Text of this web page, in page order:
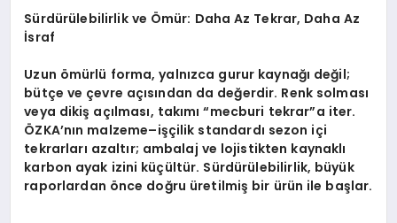
Sürdürülebilirlik ve Ömür: Daha Az Tekrar, Daha Az
İsraf
Uzun ömürlü forma, yalnızca gurur kaynağı değil;
bütçe ve çevre açısından da değerdir. Renk solması
veya dikiş açılması, takımı “mecburi tekrar”a iter.
ÖZKA’nın malzeme–işçilik standardı sezon içi
tekrarları azaltır; ambalaj ve lojistikten kaynaklı
karbon ayak izini küçültür. Sürdürülebilirlik, büyük
raporlardan önce doğru üretilmiş bir ürün ile başlar.